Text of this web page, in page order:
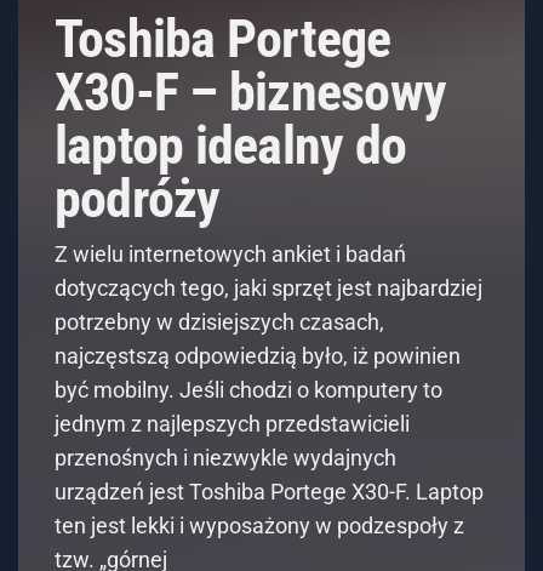
Toshiba Portege
X30-F – biznesowy
laptop idealny do
podróży
Z wielu internetowych ankiet i badań
dotyczących tego, jaki sprzęt jest najbardziej
potrzebny w dzisiejszych czasach,
najczęstszą odpowiedzią było, iż powinien
być mobilny. Jeśli chodzi o komputery to
jednym z najlepszych przedstawicieli
przenośnych i niezwykle wydajnych
urządzeń jest Toshiba Portege X30-F. Laptop
ten jest lekki i wyposażony w podzespoły z
tzw. „górnej